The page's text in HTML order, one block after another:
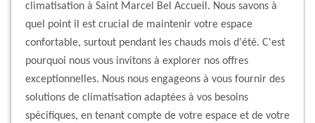
climatisation à Saint Marcel Bel Accueil. Nous savons à
quel point il est crucial de maintenir votre espace
confortable, surtout pendant les chauds mois d'été. C'est
pourquoi nous vous invitons à explorer nos offres
exceptionnelles. Nous nous engageons à vous fournir des
solutions de climatisation adaptées à vos besoins
spécifiques, en tenant compte de votre espace et de votre